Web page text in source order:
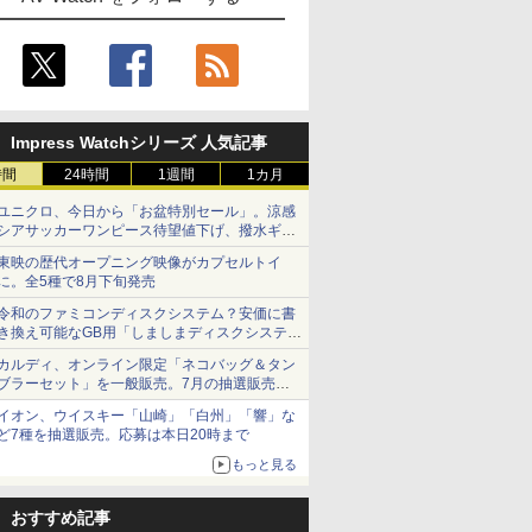
Impress Watchシリーズ 人気記事
24時間 1週間 1カ月
ニクロ、今日から「お盆特別セール」。涼感
アサッカーワンピース待望値下げ、撥水ギア
ョーツは1990円に
映の歴代オープニング映像がカプセルトイ
。全5種で8月下旬発売
和のファミコンディスクシステム？安価に書
換え可能なGB用「しましまディスクシステ
」
ルディ、オンライン限定「ネコバッグ＆タン
ラーセット」を一般販売。7月の抽選販売の
選無効分
オン、ウイスキー「山崎」「白州」「響」な
7種を抽選販売。応募は本日20時まで
もっと見る
おすすめ記事